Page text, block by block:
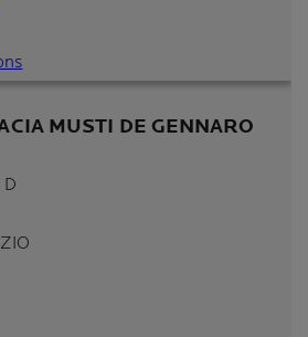
MUSTI DE GENNARO
D